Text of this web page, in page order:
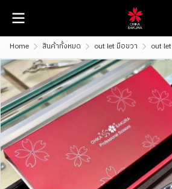
Home สินค้าทั้งหมด out let มือขวา out let